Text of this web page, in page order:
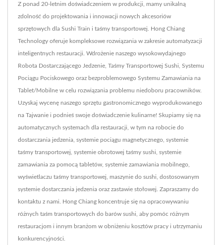
Z ponad 20-letnim doświadczeniem w produkcji, mamy unikalną
zdolność do projektowania i innowacji nowych akcesoriów
sprzętowych dla Sushi Train i taśmy transportowej. Hong Chiang
Technology oferuje kompleksowe rozwiązania w zakresie automatyzacji
inteligentnych restauracji. Wdrożenie naszego wysokowydajnego
Robota Dostarczającego Jedzenie, Taśmy Transportowej Sushi, Systemu
Pociągu Pociskowego oraz bezproblemowego Systemu Zamawiania na
Tablet/Mobilne w celu rozwiązania problemu niedoboru pracowników.
Uzyskaj wycenę naszego sprzętu gastronomicznego wyprodukowanego
na Tajwanie i podnieś swoje doświadczenie kulinarne! Skupiamy się na
automatycznych systemach dla restauracji, w tym na robocie do
dostarczania jedzenia, systemie pociągu magnetycznego, systemie
taśmy transportowej, systemie obrotowej taśmy sushi, systemie
zamawiania za pomocą tabletów, systemie zamawiania mobilnego,
wyświetlaczu taśmy transportowej, maszynie do sushi, dostosowanym
systemie dostarczania jedzenia oraz zastawie stołowej. Zapraszamy do
kontaktu z nami. Hong Chiang koncentruje się na opracowywaniu
różnych taśm transportowych do barów sushi, aby pomóc różnym
restauracjom i innym branżom w obniżeniu kosztów pracy i utrzymaniu
konkurencyjności.